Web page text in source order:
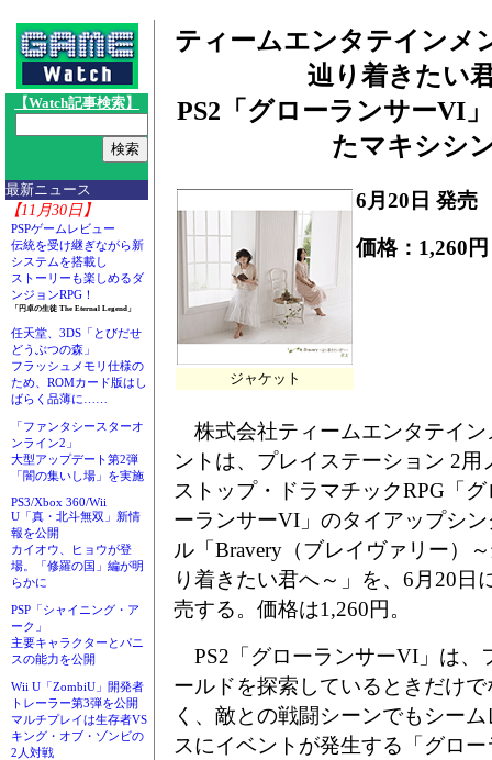
【Watch記事検索】
最新ニュース
【11月30日】
PSPゲームレビュー
伝統を受け継ぎながら新
システムを搭載し
ストーリーも楽しめるダ
ンジョンRPG！
「円卓の生徒 The Eternal Legend」
任天堂、3DS「とびだせ
どうぶつの森」
フラッシュメモリ仕様の
ため、ROMカード版はし
ばらく品薄に……
「ファンタシースターオ
ンライン2」
大型アップデート第2弾
「闇の集いし場」を実施
PS3/Xbox 360/Wii
U「真・北斗無双」新情
報を公開
カイオウ、ヒョウが登
場。「修羅の国」編が明
らかに
PSP「シャイニング・ア
ーク」
主要キャラクターとパニ
スの能力を公開
Wii U「ZombiU」開発者
トレーラー第3弾を公開
マルチプレイは生存者VS
キング・オブ・ゾンビの
2人対戦
ティームエンタテインメ
辿り着きたい
PS2「グローランサーVI
たマキシシ
ジャケット
6月20日 発売
価格：1,260円
株式会社ティームエンタテイン
ントは、プレイステーション 2用
ストップ・ドラマチックRPG「グ
ーランサーVI」のタイアップシン
ル「Bravery（ブレイヴァリー）
り着きたい君へ～」を、6月20日
売する。価格は1,260円。
PS2「グローランサーVI」は、
ールドを探索しているときだけで
く、敵との戦闘シーンでもシーム
スにイベントが発生する「グロー